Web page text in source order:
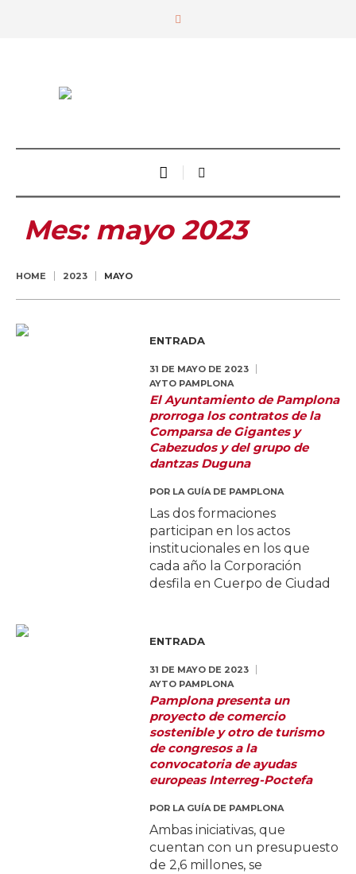
Mes: mayo 2023
HOME 2023 MAYO
ENTRADA
31 DE MAYO DE 2023
AYTO PAMPLONA
El Ayuntamiento de Pamplona
prorroga los contratos de la
Comparsa de Gigantes y
Cabezudos y del grupo de
dantzas Duguna
POR LA GUÍA DE PAMPLONA
Las dos formaciones
participan en los actos
institucionales en los que
cada año la Corporación
desfila en Cuerpo de Ciudad
ENTRADA
31 DE MAYO DE 2023
AYTO PAMPLONA
Pamplona presenta un
proyecto de comercio
sostenible y otro de turismo
de congresos a la
convocatoria de ayudas
europeas Interreg-Poctefa
POR LA GUÍA DE PAMPLONA
Ambas iniciativas, que
cuentan con un presupuesto
de 2,6 millones, se